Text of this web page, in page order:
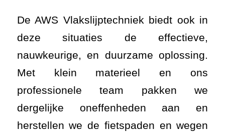
De AWS Vlakslijptechniek biedt ook in
deze situaties de effectieve,
nauwkeurige, en duurzame oplossing.
Met klein materieel en ons
professionele team pakken we
dergelijke oneffenheden aan en
herstellen we de fietspaden en wegen